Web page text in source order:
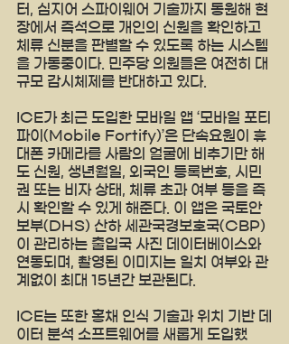
터, 심지어 스파이웨어 기술까지 동원해 현
장에서 즉석으로 개인의 신원을 확인하고
체류 신분을 판별할 수 있도록 하는 시스템
을 가동중이다. 민주당 의원들은 여전히 대
규모 감시체제를 반대하고 있다.
ICE가 최근 도입한 모바일 앱 ‘모바일 포티
파이(Mobile Fortify)’은 단속요원이 휴
대폰 카메라를 사람의 얼굴에 비추기만 해
도 신원, 생년월일, 외국인 등록번호, 시민
권 또는 비자 상태, 체류 초과 여부 등을 즉
시 확인할 수 있게 해준다. 이 앱은 국토안
보부(DHS) 산하 세관국경보호국(CBP)
이 관리하는 출입국 사진 데이터베이스와
연동되며, 촬영된 이미지는 일치 여부와 관
계없이 최대 15년간 보관된다.
ICE는 또한 홍채 인식 기술과 위치 기반 데
이터 분석 소프트웨어를 새롭게 도입했